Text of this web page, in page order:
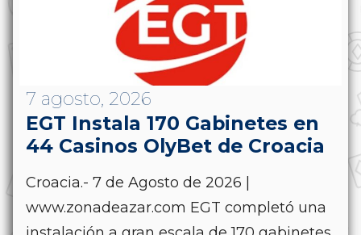
7 agosto, 2026
EGT Instala 170 Gabinetes en
44 Casinos OlyBet de Croacia
Croacia.- 7 de Agosto de 2026 |
www.zonadeazar.com EGT completó una